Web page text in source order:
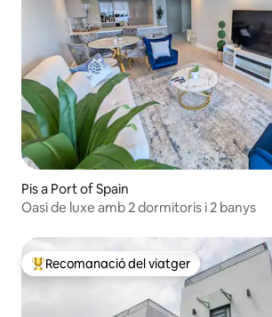
Pis a Port of Spain
Oasi de luxe amb 2 dormitoris i 2 banys
Principals recomanacions dels viatgers
Recomanació del viatger